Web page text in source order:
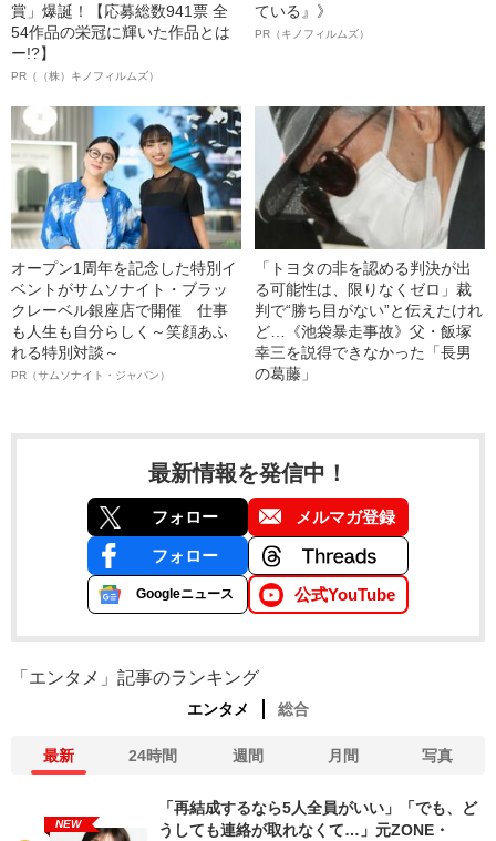
賞」爆誕！【応募総数941票 全
54作品の栄冠に輝いた作品とは
ー!?】
PR（（株）キノフィルムズ）
ている』》
PR（キノフィルムズ）
オープン1周年を記念した特別イ
ベントがサムソナイト・ブラッ
クレーベル銀座店で開催 仕事
も人生も自分らしく～笑顔あふ
れる特別対談～
PR（サムソナイト・ジャパン）
「トヨタの非を認める判決が出
る可能性は、限りなくゼロ」裁
判で“勝ち目がない”と伝えたけれ
ど…《池袋暴走事故》父・飯塚
幸三を説得できなかった「長男
の葛藤」
最新情報を発信中！
フォロー メルマガ登録
フォロー
Googleニュース 公式YouTube
「エンタメ」記事のランキング
エンタメ 総合
最新 24時間 週間 月間 写真
NEW
「再結成するなら5人全員がいい」「でも、ど
うしても連絡が取れなくて…」元ZONE・